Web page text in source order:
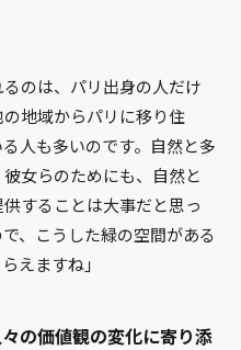
るのは、パリ出身の人だけ
地域からパリに移り住
人も多いのです。自然と多
女らのためにも、自然と
することは大事だと思っ
、こうした緑の空間がある
えますね」
の価値観の変化に寄り添